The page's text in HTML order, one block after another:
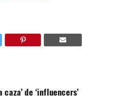
de ‘influencers’